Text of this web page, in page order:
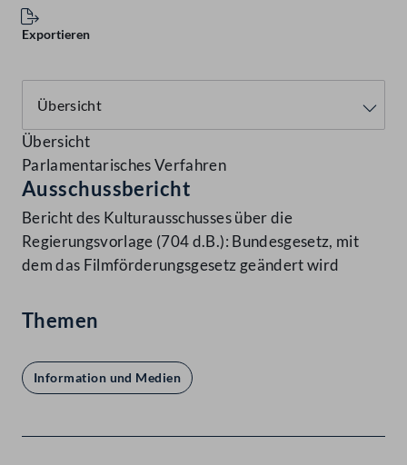
Exportieren
Übersicht
Parlamentarisches Verfahren
Ausschussbericht
Bericht des Kulturausschusses über die
Regierungsvorlage (704 d.B.): Bundesgesetz, mit
dem das Filmförderungsgesetz geändert wird
Themen
Information und Medien